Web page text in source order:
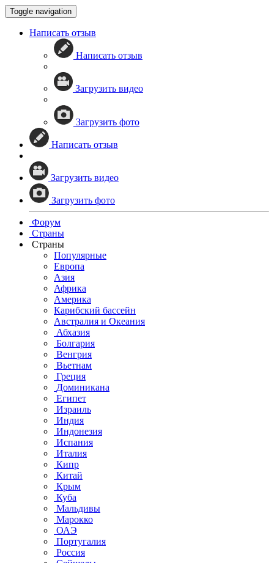
Toggle navigation
Написать отзыв
Написать отзыв
Загрузить видео
Загрузить фото
Написать отзыв
Загрузить видео
Загрузить фото
Форум
Страны
Страны
Популярные
Европа
Азия
Африка
Америка
Карибский бассейн
Австралия и Океания
Абхазия
Болгария
Венгрия
Вьетнам
Греция
Доминикана
Египет
Израиль
Индия
Индонезия
Испания
Италия
Кипр
Китай
Крым
Куба
Мальдивы
Марокко
ОАЭ
Португалия
Россия